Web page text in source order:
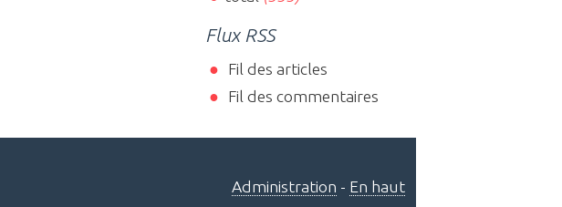
Flux RSS
Fil des articles
Fil des commentaires
Administration - En haut